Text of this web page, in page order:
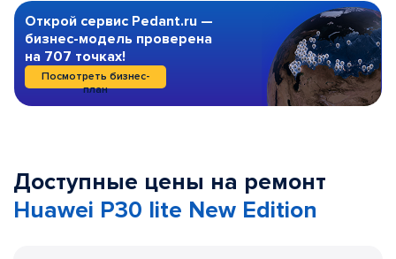
Открой сервис Pedant.ru —
бизнес-модель проверена
на 707 точках!
Посмотреть бизнес-
план
Доступные цены на ремонт
Huawei P30 lite New Edition